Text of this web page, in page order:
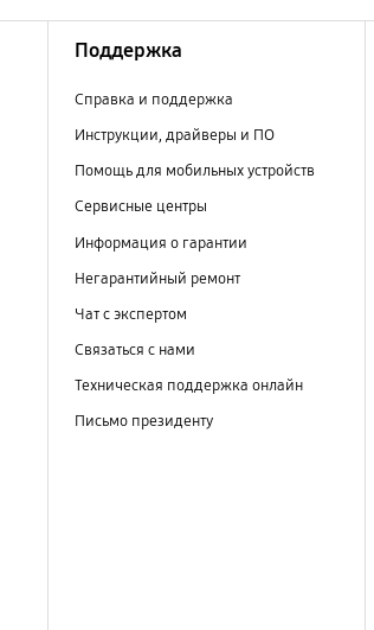
Поддержка
Справка и поддержка
Инструкции, драйверы и ПО
Помощь для мобильных устройств
Сервисные центры
Информация о гарантии
Негарантийный ремонт
Чат с экспертом
Связаться с нами
Техническая поддержка онлайн
Письмо президенту